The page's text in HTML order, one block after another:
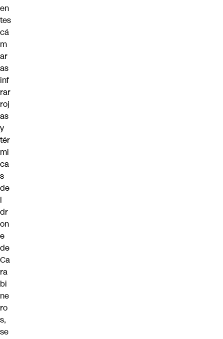
en
tes
cá
m
ar
as
inf
rar
roj
as
y
tér
mi
ca
s
de
l
dr
on
e
de
Ca
ra
bi
ne
ro
s,
se